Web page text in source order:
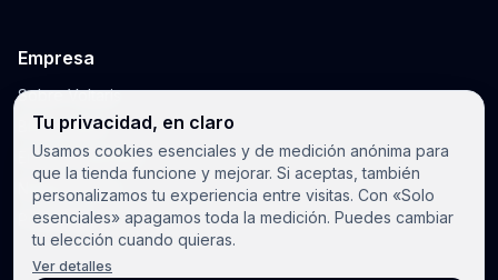
Empresa
Sobre Voltaris
Blog y guías
Envíos y garantía
Notificaciones
Privacidad
Tu privacidad, en claro
Usamos cookies esenciales y de medición anónima para
que la tienda funcione y mejorar. Si aceptas, también
personalizamos tu experiencia entre visitas. Con «Solo
esenciales» apagamos toda la medición. Puedes cambiar
tu elección cuando quieras.
Ver detalles